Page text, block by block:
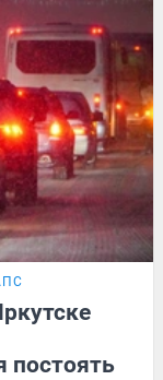
постоять